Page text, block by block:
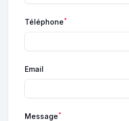
Téléphone*
Email
Message*